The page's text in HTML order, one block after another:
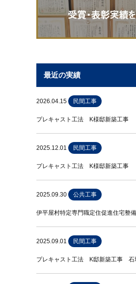
最近の実績
2026.04.15 民間工事
プレキャスト工法 K様邸新築工事
2025.12.01 民間工事
プレキャスト工法 K様邸新築工事
2025.09.30 公共工事
伊平屋村特定専門職定住促進住宅整
2025.09.01 民間工事
プレキャスト工法 K邸新築工事